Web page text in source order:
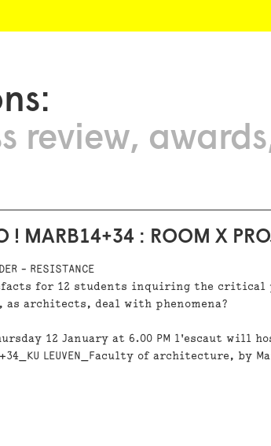
review awards
! MARB14+34 : ROOM X
- RESISTANCE
for 12 students inquiring the critical
as architects, deal with phenomena?
12 January at 6.00 PM l'escaut will
LEUVEN_Faculty of architecture, by